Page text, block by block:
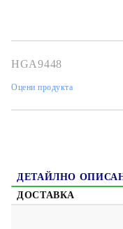
стикери са идеални за
дали стефен на Kaiju
персонализиране на
HGA9448
Оцени продукта
ДЕТАЙЛНО
ДОСТАВКА